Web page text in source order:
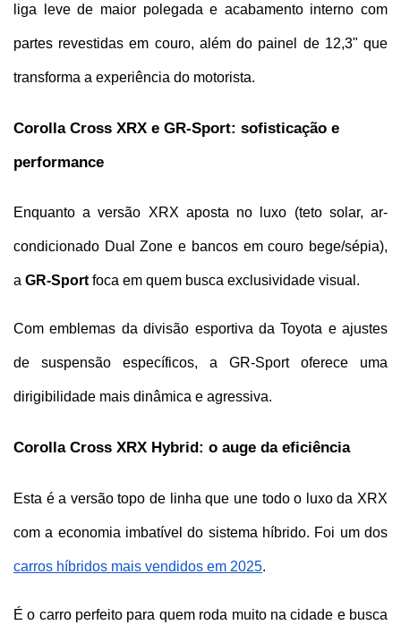
liga leve de maior polegada e acabamento interno com
partes revestidas em couro, além do painel de 12,3" que
transforma a experiência do motorista.
Corolla Cross XRX e GR-Sport: sofisticação e
performance
Enquanto a versão XRX aposta no luxo (teto solar, ar-
condicionado Dual Zone e bancos em couro bege/sépia),
a GR-Sport foca em quem busca exclusividade visual.
Com emblemas da divisão esportiva da Toyota e ajustes
de suspensão específicos, a GR-Sport oferece uma
dirigibilidade mais dinâmica e agressiva.
Corolla Cross XRX Hybrid: o auge da eficiência
Esta é a versão topo de linha que une todo o luxo da XRX
carros híbridos mais vendidos em 2025.
É o carro perfeito para quem roda muito na cidade e busca